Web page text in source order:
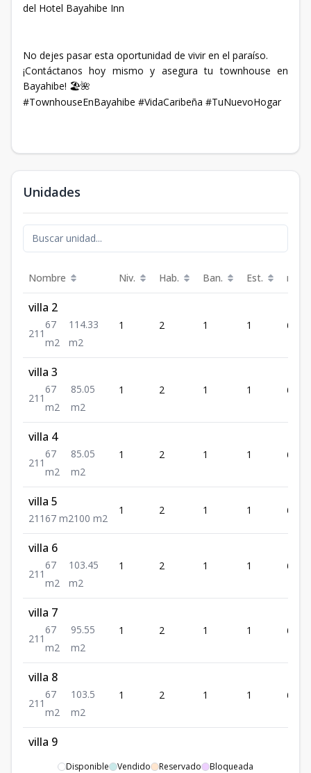
del Hotel Bayahibe Inn
No dejes pasar esta oportunidad de vivir en el paraíso.
¡Contáctanos hoy mismo y asegura tu townhouse en
Bayahibe! 🏖🌺
#TownhouseEnBayahibe #VidaCaribeña #TuNuevoHogar
Unidades
Nombre Niv. Hab. Ban. Est. m²
villa 2
21 1
67
m2
114.33
m2
1 2 1 1 67
villa 3
21 1
67
m2
85.05
m2
1 2 1 1 67
villa 4
21 1
67
m2
85.05
m2
1 2 1 1 67
villa 5
21 1 67 m2100 m2
1 2 1 1 67
villa 6
21 1
67
m2
103.45
m2
1 2 1 1 67
villa 7
21 1
67
m2
95.55
m2
1 2 1 1 67
villa 8
21 1
67
m2
103.5
m2
1 2 1 1 67
villa 9
1 1
Disponible Vendido Reservado Bloqueada